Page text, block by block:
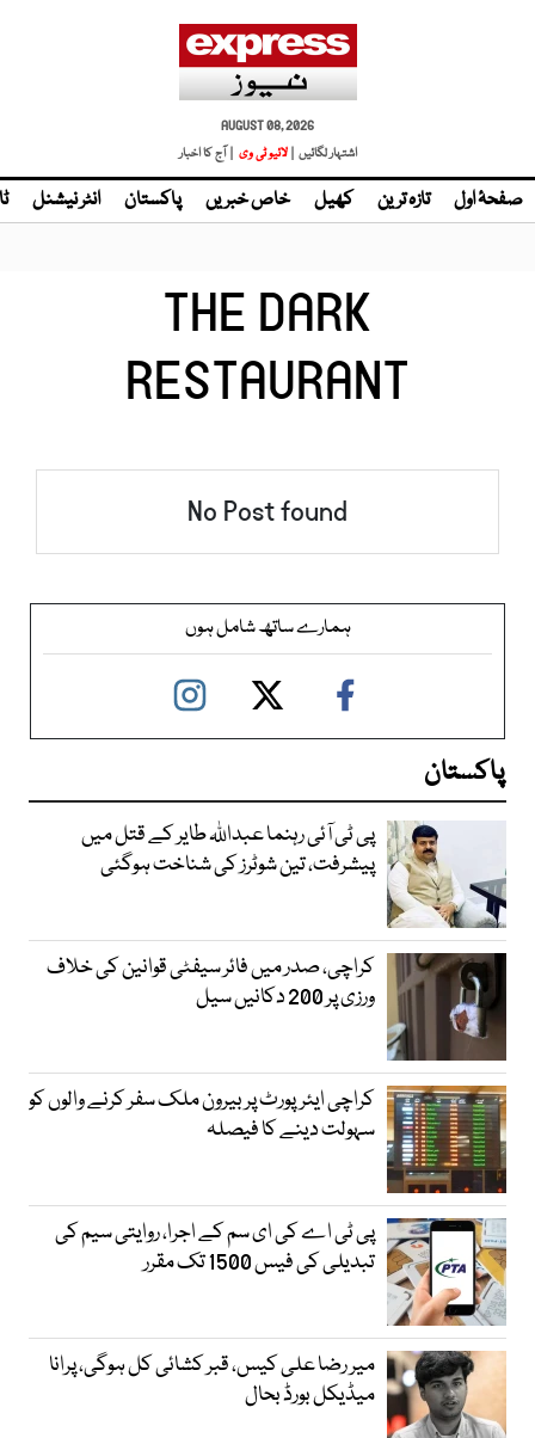
AUGUST 08, 2026
اشتہار لگائیں | لائیو ٹی وی | آج کا اخبار
صفحۂ اول تازہ ترین کھیل خاص خبریں پاکستان انٹر نیشنل
THE DARK
RESTAURANT
No Post found
ہمارے ساتھ شامل ہوں
پاکستان
پی ٹی آئی رہنما عبداللہ طایر کے قتل میں
پیشرفت، تین شوٹرز کی شناخت ہوگئی
کراچی، صدر میں فائر سیفٹی قوانین کی خلاف
ورزی پر 200 دکانیں سیل
کراچی ایئرپورٹ پر بیرون ملک سفر کرنے والوں کو
سہولت دینے کا فیصلہ
پی ٹی اے کی ای سم کے اجرا، روایتی سیم کی
تبدیلی کی فیس 1500 تک مقرر
میر رضا علی کیس، قبر کشائی کل ہوگی، پرانا
میڈیکل بورڈ بحال